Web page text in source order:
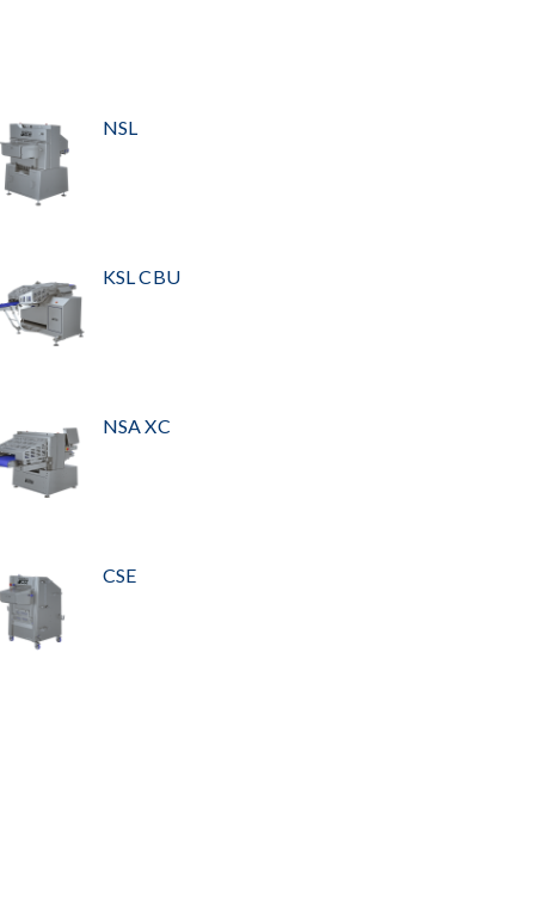
NSL
KSL CBU
NSA XC
CSE